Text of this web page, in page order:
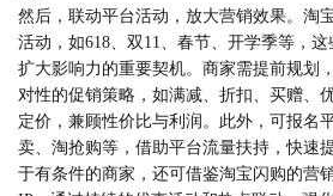
然后，联动平台活动，放大营销效果。淘
活动，如618、双11、春节、开学季等，这
扩大影响力的重要契机。商家需提前规划
对性的促销策略，如满减、折扣、买赠、
定价，兼顾性价比与利润。此外，可报名
卖、淘抢购等，借助平台流量扶持，快速
于有条件的商家，还可借鉴淘宝闪购的营